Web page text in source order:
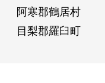
阿寒郡鶴居村
目梨郡羅臼町